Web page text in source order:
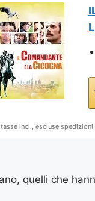
incl., escluse spedizioni
quelli che